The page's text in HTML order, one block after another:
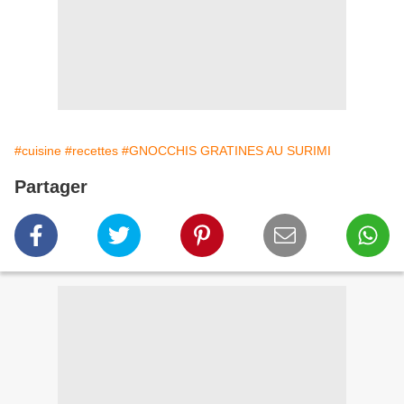
#cuisine #recettes #GNOCCHIS GRATINES AU SURIMI
Partager